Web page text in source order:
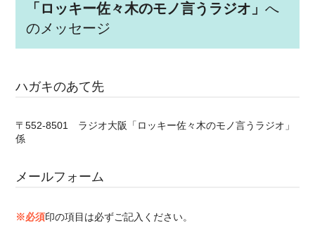
「ロッキー佐々木のモノ言うラジオ」へ
のメッセージ
ハガキのあて先
〒552-8501 ラジオ大阪「ロッキー佐々木のモノ言うラジオ」
係
メールフォーム
※必須印の項目は必ずご記入ください。